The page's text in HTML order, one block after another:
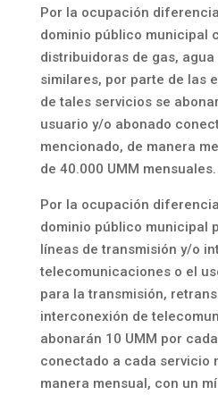
Por la ocupación
dominio público municipal
distribuidoras de gas,
similares, por parte de las
de tales servicios se
usuario y/o abonado
mencionado, de manera
de 40.000 UMM mensuales.
Por la ocupación
dominio público municipal
líneas de transmisión y/o
telecomunicaciones o el
para la transmisión,
interconexión de
abonarán 10 UMM por
conectado a cada servicio
manera mensual, con un